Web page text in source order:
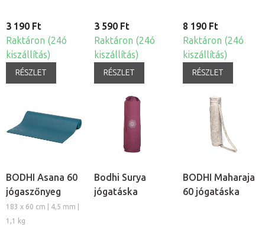
3 190 Ft
Raktáron (24ó
kiszállítás)
RÉSZLET
3 590 Ft
Raktáron (24ó
kiszállítás)
RÉSZLET
8 190 Ft
Raktáron (24ó
kiszállítás)
RÉSZLET
BODHI Asana 60
jógaszőnyeg
183 x 60 cm | 4,5 mm |
1,1 kg
Bodhi Surya
jógatáska
BODHI Maharaja
60 jógatáska